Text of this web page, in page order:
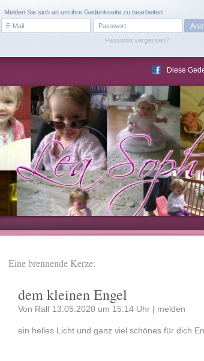
Passwort vergessen?
Melden Sie sich an um ihre Gedenkseite zu bearbeiten
Diese
Eine brennende Kerze:
dem kleinen Engel
Von Ralf 13.05.2020 um 15:14 Uhr | melden
ein helles Licht und ganz viel schönes für dich